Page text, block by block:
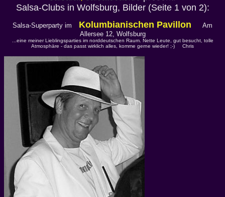
Salsa-Clubs in Wolfsburg, Bilder (Seite 1 von 2):
Salsa-Superparty im Kolumbianischen Pavillon
Am
Allersee 12, Wolfsburg
...eine meiner Lieblingsparties im norddeutschen Raum. Nette Leute, gut besucht, tolle
Atmosphäre - das passt wirklich alles, komme gerne wieder! ;-) Chris